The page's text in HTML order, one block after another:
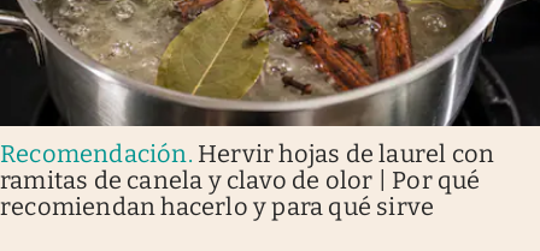
Recomendación. Hervir hojas de laurel con
ramitas de canela y clavo de olor | Por qué
recomiendan hacerlo y para qué sirve